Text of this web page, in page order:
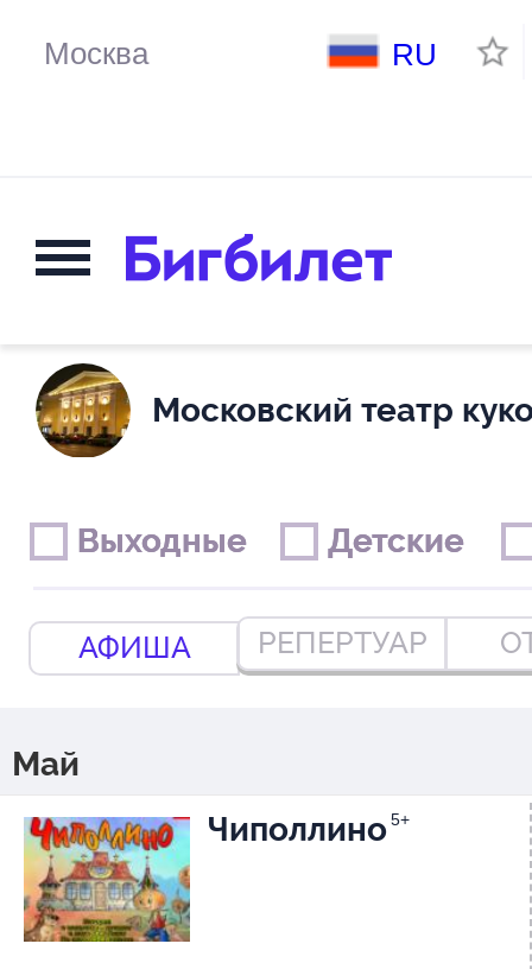
RU
Московский театр
АФИША РЕПЕРТУАР
Выходные
Выходные Детские
Детские
Май
Чиполлино5+